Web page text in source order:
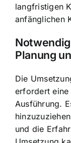
langfristigen
anfänglichen
Planung
Die
erfordert eine
Ausführung.
und die